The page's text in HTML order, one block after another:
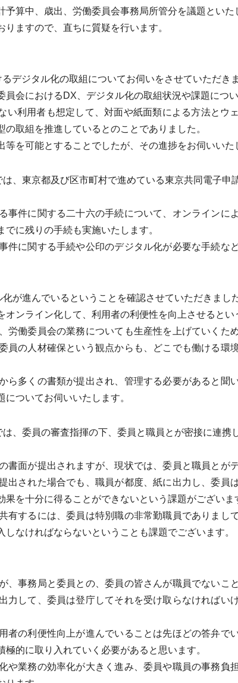
算中、歳出、労働委員会事務局所管分を議題といた
ますので、直ちに質疑を行います。
ジタル化の取組についてお伺いをさせていただきま
会におけるDX、デジタル化の取組状況や課題につ
利用者も想定して、対面や紙面類による方法とウ
取組を推進しているとのことでありました。
を可能とすることでしたが、その進捗をお伺いいた
、東京都及び区市町村で進めている東京共同電子申
件に関する二十六の手続について、オンラインに
に残りの手続も実施いたします。
に関する手続や公印のデジタル化が必要な手続な
が進んでいるということを確認させていただきまし
ンライン化して、利用者の利便性を向上させるとい
働委員会の業務についても生産性を上げていくた
員の人材確保という観点からも、どこでも働ける環
多くの書類が提出され、管理する必要があると聞
ついてお伺いいたします。
、委員の審査指揮の下、委員と職員とが密接に連携
面が提出されますが、現状では、委員と職員とが
出された場合でも、職員が都度、紙に出力し、委員
を十分に得ることができないという課題がございま
するには、委員は特別職の非常勤職員でありまし
なければならないということも課題でございます。
事務局と委員との、委員の皆さんが職員でないこ
力して、委員は登庁してそれを受け取らなければい
の利便性向上が進んでいることは先ほどの答弁で
的に取り入れていく必要があると思います。
業務の効率化が大きく進み、委員や職員の事務負